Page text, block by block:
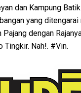
dan Kampung
yang
Pajang dengan
Tingkir. Nah!. #Vin.